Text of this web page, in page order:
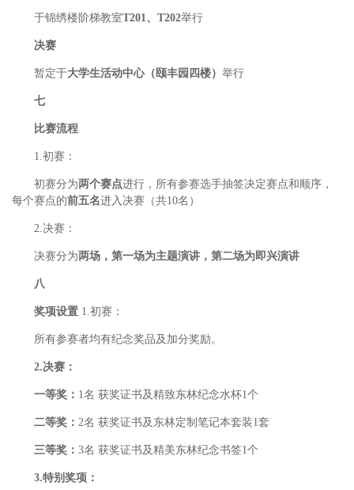
于锦绣楼阶梯教室T201、T202举行
决赛
暂定于大学生活动中心（颐丰园四楼） 举行
七
比赛流程
1.初赛：
初赛分为两个赛点进行，所有参赛选手抽签决定赛点和顺序，
每个赛点的前五名进入决赛（共10名）
2.决赛：
决赛分为两场， 第一场为主题演讲，第二场为即兴演讲
八
奖项设置 1.初赛：
所有参赛者均有纪念奖品及加分奖励。
2.决赛：
一等奖： 1名 获奖证书及精致东林纪念水杯1个
二等奖： 2名 获奖证书及东林定制笔记本套装1套
三等奖： 3名 获奖证书及精美东林纪念书签1个
3.特别奖项：